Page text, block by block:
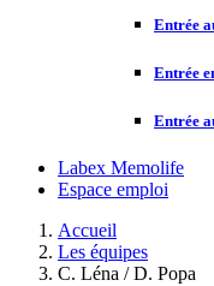
Entrée
Entrée
Entrée
Labex Memolife
Espace emploi
Accueil
Les équipes
C. Léna / D. Popa